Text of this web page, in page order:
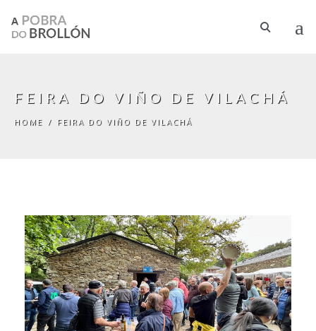
FEIRA DO VIÑO DE VILACHÁ
HOME / FEIRA DO VIÑO DE VILACHÁ